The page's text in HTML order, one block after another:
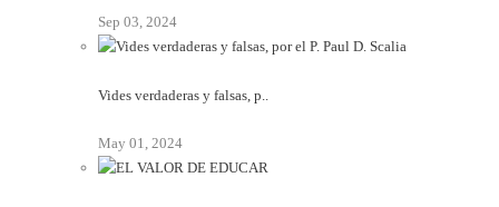
Sep 03, 2024
Vides verdaderas y falsas, p..
May 01, 2024